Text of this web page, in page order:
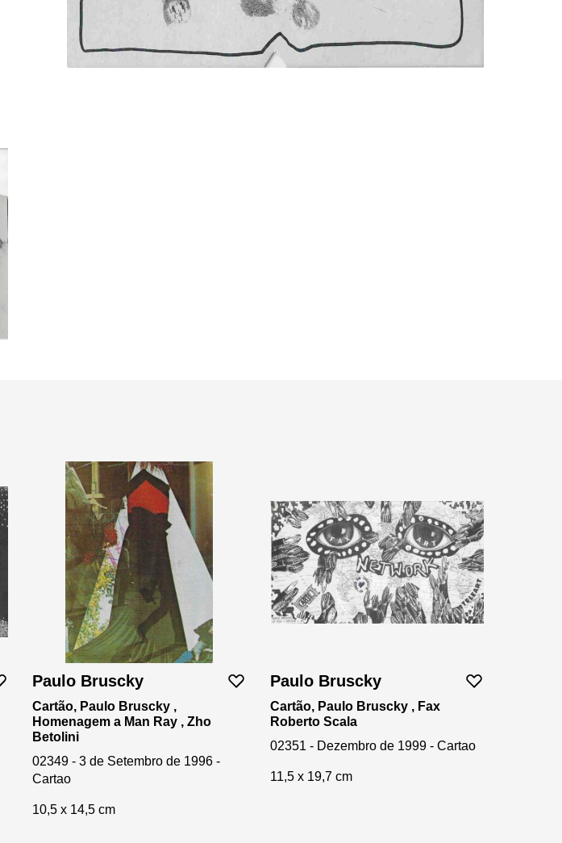
Paulo Bruscky
Cartão, Paulo Bruscky ,
Homenagem a Man Ray , Zho
Betolini
02349 - 3 de Setembro de 1996 -
Cartao
10,5 x 14,5 cm
Paulo Bruscky
Cartão, Paulo Bruscky , Fax
Roberto Scala
02351 - Dezembro de 1999 - Cartao
11,5 x 19,7 cm